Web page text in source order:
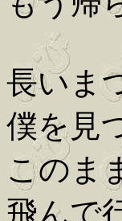
長いま
僕を見
このま
飛んで